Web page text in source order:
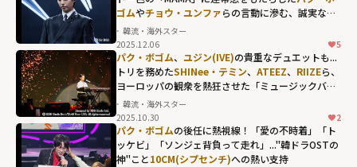
ゴムやチョウ・ユンファらの言動に滲む、誠実な人
間性
韓流・海外スター
2025.12.06
5
パク・ボゴム、 ユジン(IVE)の貴重なデュエットも...
トリを務めたSHINee・テミン、 ATEEZ、 RIIZEら、
ヨーロッパの観衆を熱狂させた「ミュージックバン
ク」のリスボン公演
韓流・海外スター
2025.10.30
2
パク・ボゴムの後任に熱視線！「愛の不時着」「ト
ッケビ」「ソンジェ背負って走れ」..."韓ドラOSTの
神"こと10CM(シプセンチ)への熱い支持